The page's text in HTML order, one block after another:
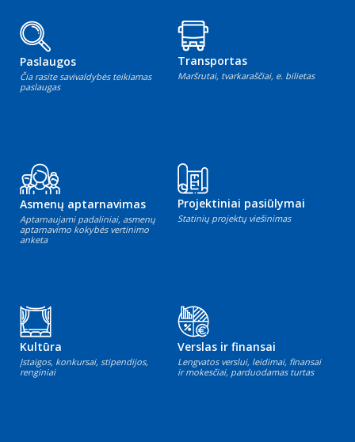
Paslaugos
Čia rasite savivaldybės teikiamas
paslaugas
Transportas
Maršrutai, tvarkaraščiai, e. bilietas
Asmenų aptarnavimas
Aptarnaujami padaliniai, asmenų
aptarnavimo kokybės vertinimo
anketa
Projektiniai pasiūlymai
Statinių projektų viešinimas
Kultūra
Įstaigos, konkursai, stipendijos,
renginiai
Verslas ir finansai
Lengvatos verslui, leidimai, finansai
ir mokesčiai, parduodamas turtas